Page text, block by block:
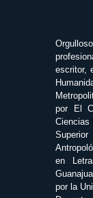
escritor,
por El
Ciencias
en
por la